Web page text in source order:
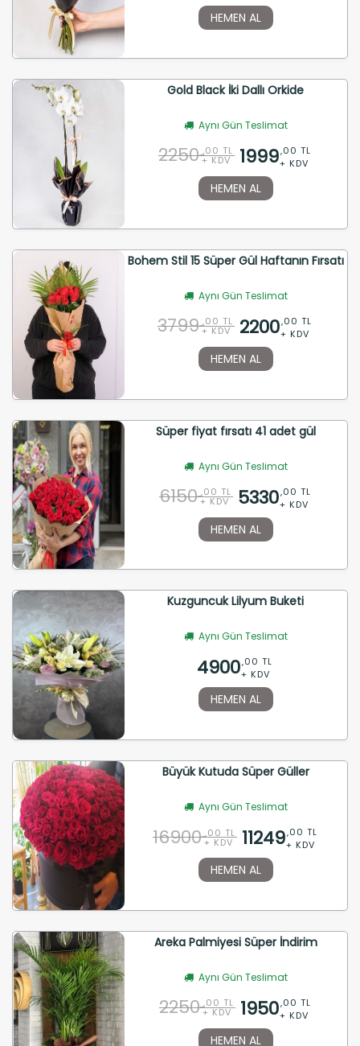
HEMEN AL
Gold Black İki Dallı Orkide
Aynı Gün Teslimat
2250 ,00 TL
+ KDV 1999,00 TL
+ KDV
HEMEN AL
Bohem Stil 15 Süper Gül Haftanın Fırsatı
Aynı Gün Teslimat
3799 ,00 TL
+ KDV 2200,00 TL
+ KDV
HEMEN AL
Süper fiyat fırsatı 41 adet gül
Aynı Gün Teslimat
6150 ,00 TL
+ KDV 5330,00 TL
+ KDV
HEMEN AL
Kuzguncuk Lilyum Buketi
Aynı Gün Teslimat
4900,00 TL
+ KDV
HEMEN AL
Büyük Kutuda Süper Güller
Aynı Gün Teslimat
16900 ,00 TL
+ KDV 11249,00 TL
+ KDV
HEMEN AL
Areka Palmiyesi Süper İndirim
Aynı Gün Teslimat
2250 ,00 TL
+ KDV 1950,00 TL
+ KDV
HEMEN AL